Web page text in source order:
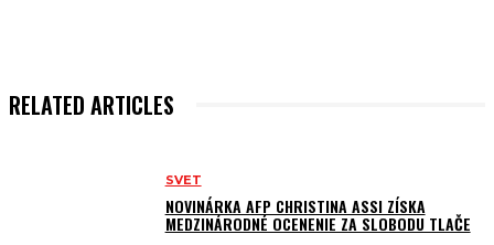
RELATED ARTICLES
SVET
NOVINÁRKA AFP CHRISTINA ASSI ZÍSKA
MEDZINÁRODNÉ OCENENIE ZA SLOBODU TLAČE